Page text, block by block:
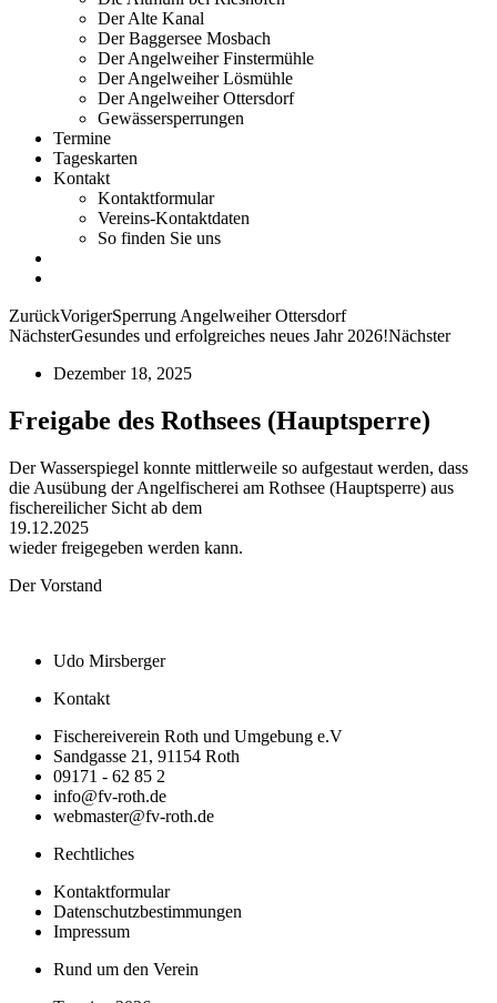
Der Alte Kanal
Der Baggersee Mosbach
Der Angelweiher Finstermühle
Der Angelweiher Lösmühle
Der Angelweiher Ottersdorf
Gewässersperrungen
Termine
Tageskarten
Kontakt
Kontaktformular
Vereins-Kontaktdaten
So finden Sie uns
ZurückVorigerSperrung Angelweiher Ottersdorf
NächsterGesundes und erfolgreiches neues Jahr 2026!Nächster
Dezember 18, 2025
Freigabe des Rothsees (Hauptsperre)
Der Wasserspiegel konnte mittlerweile so aufgestaut werden, dass
die Ausübung der Angelfischerei am Rothsee (Hauptsperre) aus
fischereilicher Sicht ab dem
19.12.2025
wieder freigegeben werden kann.
Der Vorstand
Udo Mirsberger
Kontakt
Fischereiverein Roth und Umgebung e.V
Sandgasse 21, 91154 Roth
09171 - 62 85 2
info@fv-roth.de
webmaster@fv-roth.de
Rechtliches
Kontaktformular
Datenschutzbestimmungen
Impressum
Rund um den Verein